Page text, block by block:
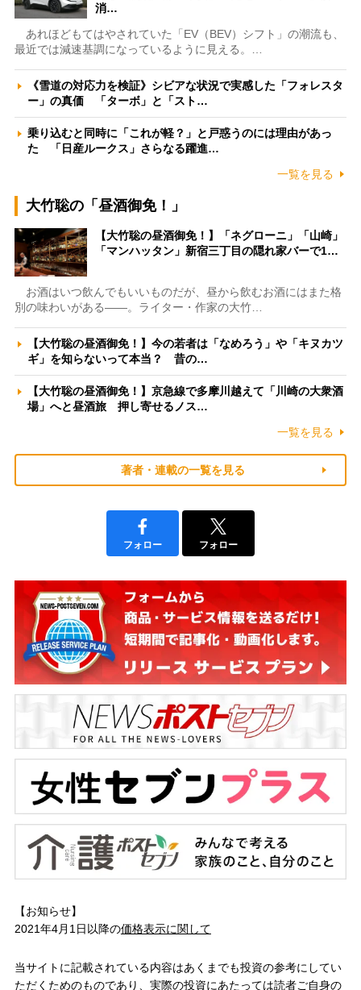
消…
あれほどもてはやされていた「EV（BEV）シフト」の潮流も、
最近では減速基調になっているように見える。…
《雪道の対応力を検証》シビアな状況で実感した「フォレスタ
ー」の真価 「ターボ」と「スト…
乗り込むと同時に「これが軽？」と戸惑うのには理由があっ
た 「日産ルークス」さらなる躍進…
一覧を見る
大竹聡の「昼酒御免！」
【大竹聡の昼酒御免！】「ネグローニ」「山崎」
「マンハッタン」新宿三丁目の隠れ家バーで1…
お酒はいつ飲んでもいいものだが、昼から飲むお酒にはまた格
別の味わいがある――。ライター・作家の大竹…
【大竹聡の昼酒御免！】今の若者は「なめろう」や「キヌカツ
ギ」を知らないって本当？ 昔の…
【大竹聡の昼酒御免！】京急線で多摩川越えて「川崎の大衆酒
場」へと昼酒旅 押し寄せるノス…
一覧を見る
著者・連載の一覧を見る
フォロー フォロー
【お知らせ】
2021年4月1日以降の価格表示に関して
当サイトに記載されている内容はあくまでも投資の参考にしてい
ただくためのものであり、実際の投資にあたっては読者ご自身の